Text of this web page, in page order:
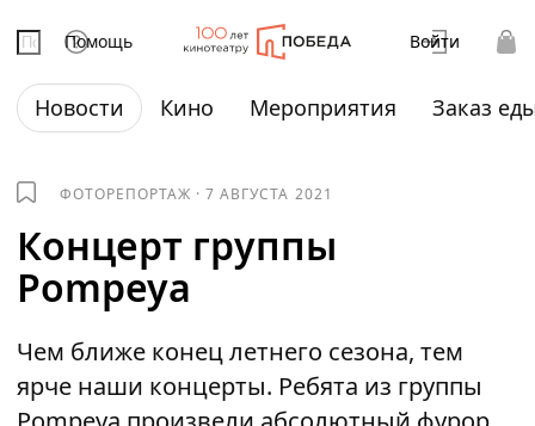
Помощь Войти
Новости Кино Мероприятия Заказ
ФОТОРЕПОРТАЖ ·7 АВГУСТА 2021
Концерт группы
Pompeya
Чем ближе конец летнего сезона, тем
ярче наши концерты. Ребята из группы